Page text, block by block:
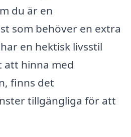
du är en
som behöver en extra
en hektisk livsstil
att hinna med
finns det
tillgängliga för att